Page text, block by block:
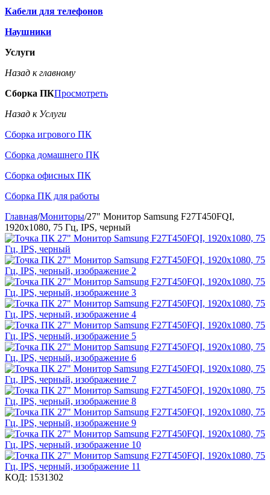
Кабели для телефонов
Наушники
Услуги
Назад к главному
Сборка ПКПросмотреть
Назад к Услуги
Сборка игрового ПК
Сборка домашнего ПК
Сборка офисных ПК
Сборка ПК для работы
Главная/Мониторы/27" Монитор Samsung F27T450FQI,
1920x1080, 75 Гц, IPS, черный
КОД: 1531302